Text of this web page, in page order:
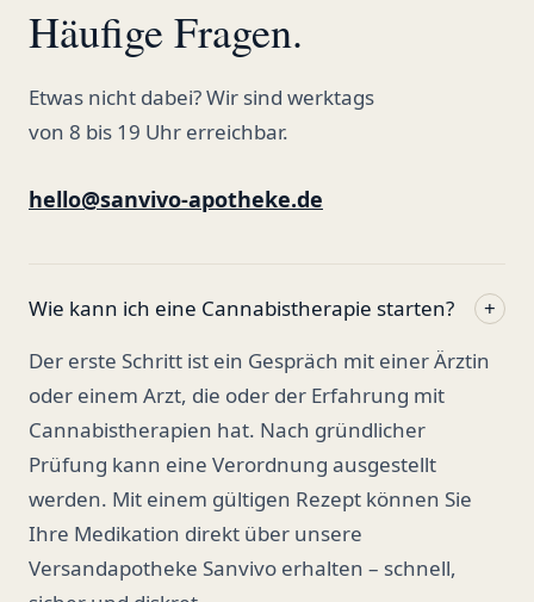
Häufige Fragen.
Etwas nicht dabei? Wir sind werktags
von 8 bis 19 Uhr erreichbar.
hello@sanvivo-apotheke.de
Wie kann ich eine Cannabistherapie starten?
+
Der erste Schritt ist ein Gespräch mit einer Ärztin
oder einem Arzt, die oder der Erfahrung mit
Cannabistherapien hat. Nach gründlicher
Prüfung kann eine Verordnung ausgestellt
werden. Mit einem gültigen Rezept können Sie
Ihre Medikation direkt über unsere
Versandapotheke Sanvivo erhalten – schnell,